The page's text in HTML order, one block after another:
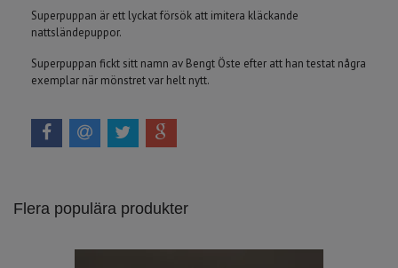
Superpuppan är ett lyckat försök att imitera kläckande
nattsländepuppor.
Superpuppan fickt sitt namn av Bengt Öste efter att han testat några
exemplar när mönstret var helt nytt.
Flera populära produkter